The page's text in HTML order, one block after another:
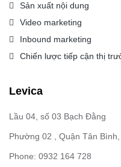
Sản xuất nội dung
Video marketing
Inbound marketing
Chiến lược tiếp cận thị
Levica
Lầu 04, số 03 Bạch Đằng
Phường 02 , Quận Tân Bình,
Phone: 0932 164 728